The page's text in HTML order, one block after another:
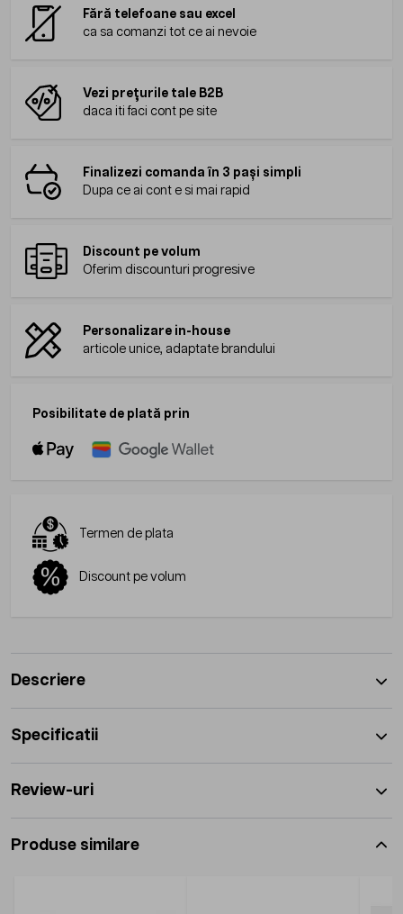
Fără telefoane sau excel
ca sa comanzi tot ce ai nevoie
Vezi prețurile tale B2B
daca iti faci cont pe site
Finalizezi comanda în 3 pași simpli
Dupa ce ai cont e si mai rapid
Discount pe volum
Oferim discounturi progresive
Personalizare in-house
articole unice, adaptate brandului
Posibilitate de plată prin
Termen de plata
Discount pe volum
Descriere
Specificatii
Review-uri
Produse similare